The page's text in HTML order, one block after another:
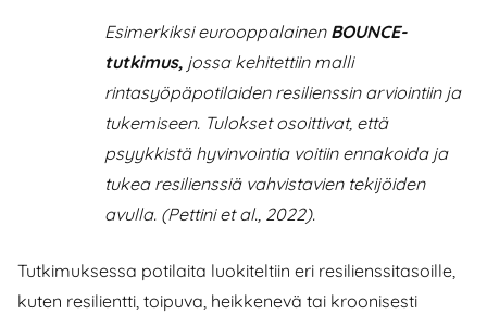
Esimerkiksi eurooppalainen BOUNCE-
tutkimus, jossa kehitettiin malli
rintasyöpäpotilaiden resilienssin arviointiin ja
tukemiseen. Tulokset osoittivat, että
psyykkistä hyvinvointia voitiin ennakoida ja
tukea resilienssiä vahvistavien tekijöiden
avulla. (Pettini et al., 2022).
Tutkimuksessa potilaita luokiteltiin eri resilienssitasoille,
kuten resilientti, toipuva, heikkenevä tai kroonisesti